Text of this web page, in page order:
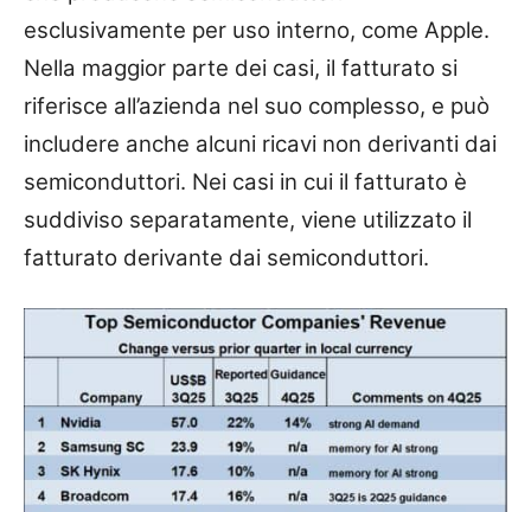
esclusivamente per uso interno, come Apple.
Nella maggior parte dei casi, il fatturato si
riferisce all’azienda nel suo complesso, e può
includere anche alcuni ricavi non derivanti dai
semiconduttori. Nei casi in cui il fatturato è
suddiviso separatamente, viene utilizzato il
fatturato derivante dai semiconduttori.